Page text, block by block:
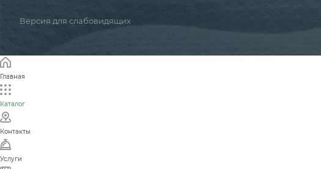
Версия для слабовидящих
Главная
Каталог
Контакты
Услуги